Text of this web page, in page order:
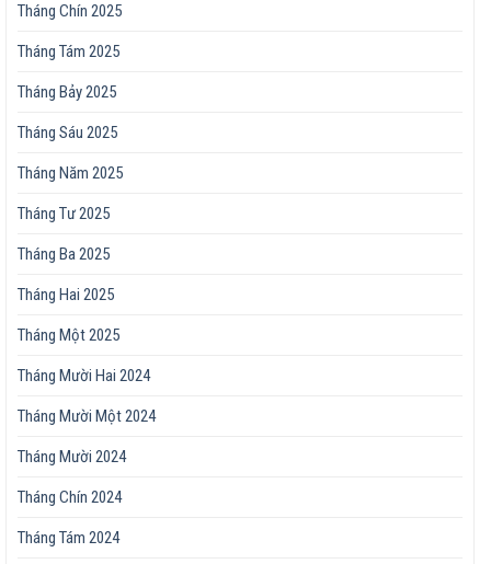
Tháng Chín 2025
Tháng Tám 2025
Tháng Bảy 2025
Tháng Sáu 2025
Tháng Năm 2025
Tháng Tư 2025
Tháng Ba 2025
Tháng Hai 2025
Tháng Một 2025
Tháng Mười Hai 2024
Tháng Mười Một 2024
Tháng Mười 2024
Tháng Chín 2024
Tháng Tám 2024